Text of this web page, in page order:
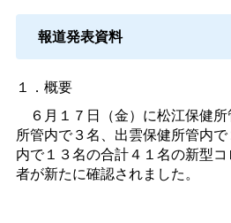
報道発表資料
１．概要
６月１７日（金）に松江保健
所管内で３名、出雲保健所管内
内で１３名の合計４１名の新型
者が新たに確認されました。